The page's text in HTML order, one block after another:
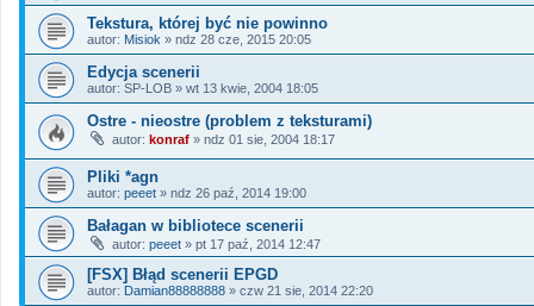
Tekstura, której być nie powinno
autor: Misiok » ndz 28 cze, 2015 20:05
Edycja scenerii
autor: SP-LOB » wt 13 kwie, 2004 18:05
Ostre - nieostre (problem z teksturami)
autor: konraf » ndz 01 sie, 2004 18:17
Pliki *agn
autor: peeet » ndz 26 paź, 2014 19:00
Bałagan w bibliotece scenerii
autor: peeet » pt 17 paź, 2014 12:47
[FSX] Błąd scenerii EPGD
autor: Damian88888888 » czw 21 sie, 2014 22:20